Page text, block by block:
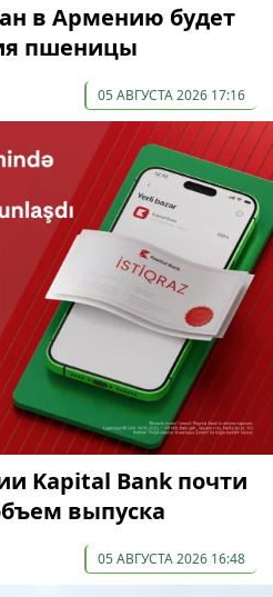
в Армению будет
пшеницы
05 АВГУСТА 2026 17:16
Kapital Bank почти
выпуска
05 АВГУСТА 2026 16:48